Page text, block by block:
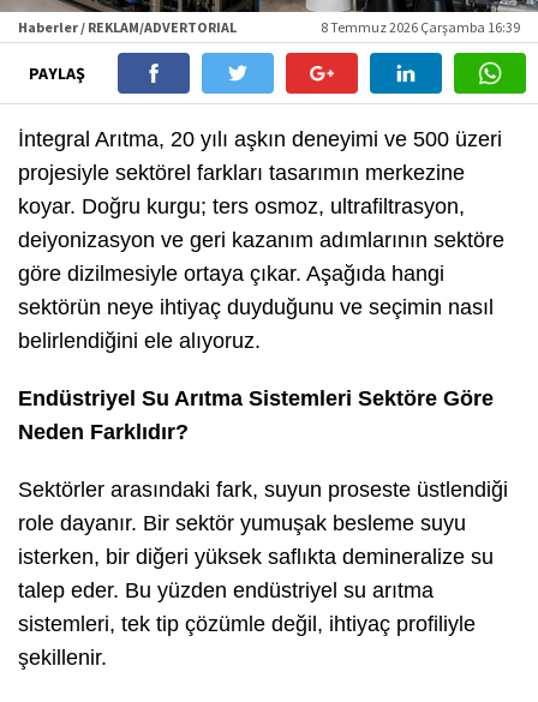
Haberler / REKLAM/ADVERTORIAL 8 Temmuz 2026 Çarşamba 16:39
PAYLAŞ
İntegral Arıtma, 20 yılı aşkın deneyimi ve 500 üzeri
projesiyle sektörel farkları tasarımın merkezine
koyar. Doğru kurgu; ters osmoz, ultrafiltrasyon,
deiyonizasyon ve geri kazanım adımlarının sektöre
göre dizilmesiyle ortaya çıkar. Aşağıda hangi
sektörün neye ihtiyaç duyduğunu ve seçimin nasıl
belirlendiğini ele alıyoruz.
Endüstriyel Su Arıtma Sistemleri Sektöre Göre
Neden Farklıdır?
Sektörler arasındaki fark, suyun proseste üstlendiği
role dayanır. Bir sektör yumuşak besleme suyu
isterken, bir diğeri yüksek saflıkta demineralize su
talep eder. Bu yüzden endüstriyel su arıtma
sistemleri, tek tip çözümle değil, ihtiyaç profiliyle
şekillenir.